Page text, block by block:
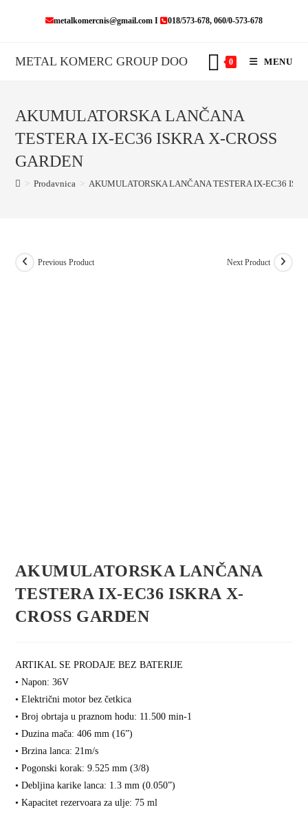
metalkomercnis@gmail.com I 018/573-678, 060/0-573-678
METAL KOMERC GROUP DOO 0 MENU
AKUMULATORSKA LANČANA
TESTERA IX-EC36 ISKRA X-CROSS
GARDEN
> Prodavnica > AKUMULATORSKA LANČANA TESTERA IX-EC36
Previous Product Next Product
AKUMULATORSKA LANČANA
TESTERA IX-EC36 ISKRA X-
CROSS GARDEN
ARTIKAL SE PRODAJE BEZ BATERIJE
• Napon: 36V
• Električni motor bez četkica
• Broj obrtaja u praznom hodu: 11.500 min-1
• Duzina mača: 406 mm (16”)
• Brzina lanca: 21m/s
• Pogonski korak: 9.525 mm (3/8)
• Debljina karike lanca: 1.3 mm (0.050”)
• Kapacitet rezervoara za ulje: 75 ml